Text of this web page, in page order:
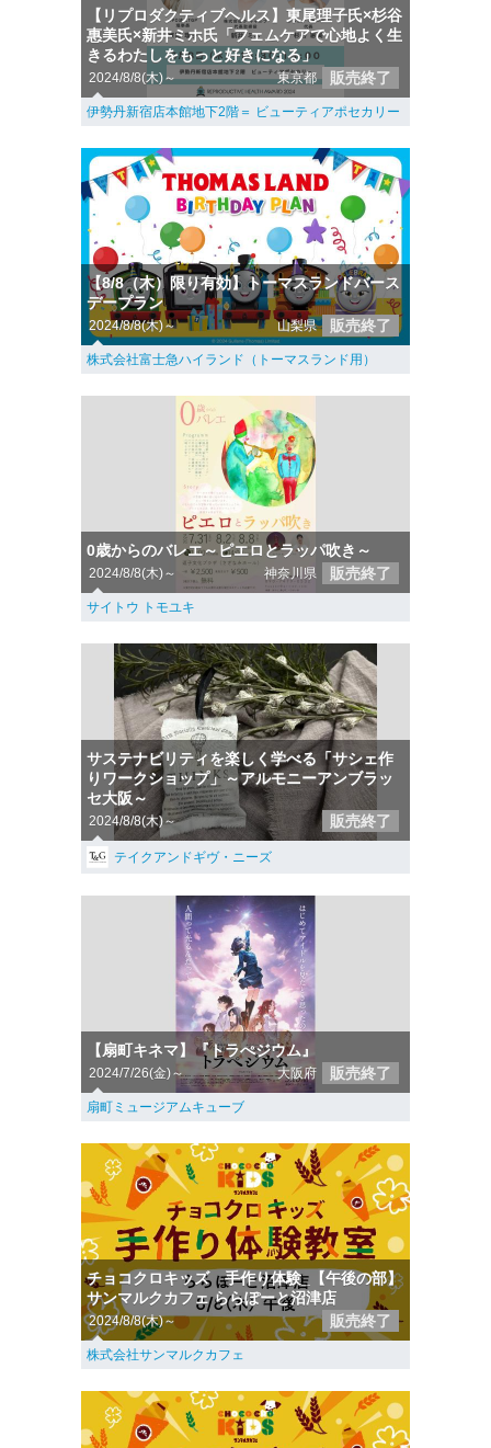
【リプロダクティブヘルス】東尾理子氏×杉谷
惠美氏×新井ミホ氏「フェムケアで心地よく生
きるわたしをもっと好きになる」
2024/8/8(木)～ 東京都 販売終了
伊勢丹新宿店本館地下2階＝ ビューティアポセカリー
【8/8（木）限り有効】トーマスランドバース
デープラン
2024/8/8(木)～ 山梨県 販売終了
株式会社富士急ハイランド（トーマスランド用）
0歳からのバレエ～ピエロとラッパ吹き～
2024/8/8(木)～ 神奈川県 販売終了
サイトウ トモユキ
サステナビリティを楽しく学べる「サシェ作
りワークショップ」～アルモニーアンブラッ
セ大阪～
2024/8/8(木)～ 販売終了
テイクアンドギヴ・ニーズ
【扇町キネマ】『トラぺジウム』
2024/7/26(金)～ 大阪府 販売終了
扇町ミュージアムキューブ
チョコクロキッズ 手作り体験_【午後の部】
サンマルクカフェ ららぽーと沼津店
2024/8/8(木)～ 販売終了
株式会社サンマルクカフェ